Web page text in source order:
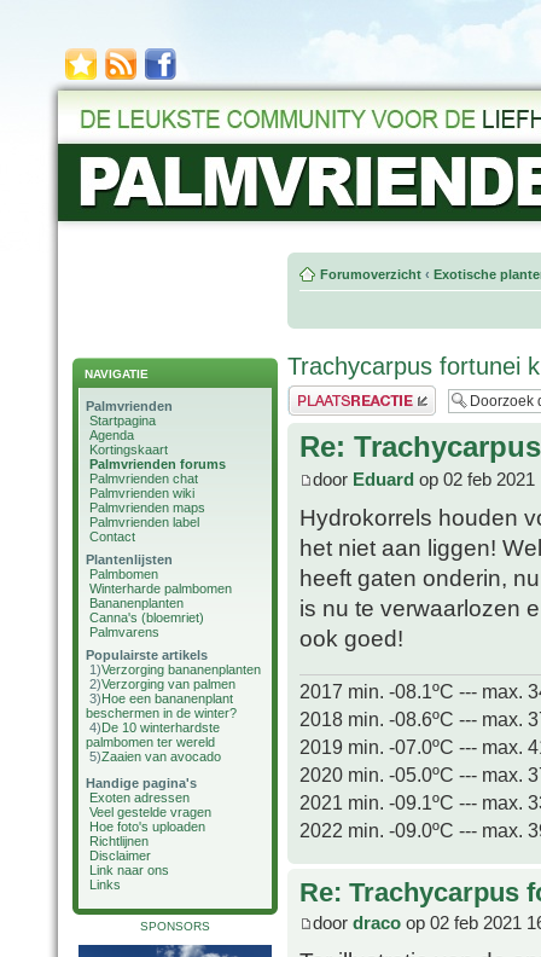
NAVIGATIE
Palmvrienden
Startpagina
Agenda
Kortingskaart
Palmvrienden forums
Palmvrienden chat
Palmvrienden wiki
Palmvrienden maps
Palmvrienden label
Contact
Plantenlijsten
Palmbomen
Winterharde palmbomen
Bananenplanten
Canna's (bloemriet)
Palmvarens
Populairste artikels
1)Verzorging bananenplanten
2)Verzorging van palmen
3)Hoe een bananenplant
beschermen in de winter?
4)De 10 winterhardste
palmbomen ter wereld
5)Zaaien van avocado
Handige pagina's
Exoten adressen
Veel gestelde vragen
Hoe foto's uploaden
Richtlijnen
Disclaimer
Link naar ons
Links
SPONSORS
Forumoverzicht ‹ Exotische
Trachycarpus fortunei
Plaats een reactie
Re:
door Eduard op 02 feb 2021
Hydrokorrels houden
het niet aan liggen!
heeft gaten onderin,
is nu te verwaarlozen
ook goed!
2017 min. -08.1ºC --- max.
2018 min. -08.6ºC --- max.
2019 min. -07.0ºC --- max.
2020 min. -05.0ºC --- max.
2021 min. -09.1ºC --- max.
2022 min. -09.0ºC --- max.
Re: Trachycarpus
door draco op 02 feb 2021